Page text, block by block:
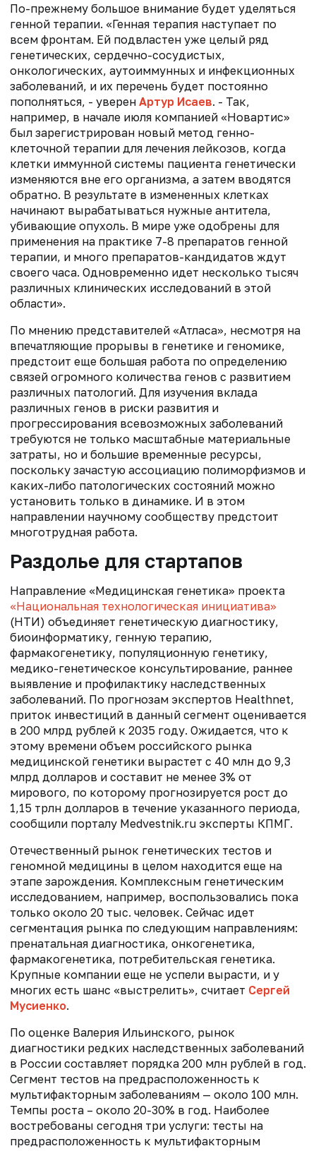
По-прежнему большое внимание будет уделяться
генной терапии. «Генная терапия наступает по
всем фронтам. Ей подвластен уже целый ряд
генетических, сердечно-сосудистых,
онкологических, аутоиммунных и инфекционных
заболеваний, и их перечень будет постоянно
пополняться, - уверен Артур Исаев. - Так,
например, в начале июля компанией «Новартис»
был зарегистрирован новый метод генно-
клеточной терапии для лечения лейкозов, когда
клетки иммунной системы пациента генетически
изменяются вне его организма, а затем вводятся
обратно. В результате в измененных клетках
начинают вырабатываться нужные антитела,
убивающие опухоль. В мире уже одобрены для
применения на практике 7-8 препаратов генной
терапии, и много препаратов-кандидатов ждут
своего часа. Одновременно идет несколько тысяч
различных клинических исследований в этой
области».
По мнению представителей «Атласа», несмотря на
впечатляющие прорывы в генетике и геномике,
предстоит еще большая работа по определению
связей огромного количества генов с развитием
различных патологий. Для изучения вклада
различных генов в риски развития и
прогрессирования всевозможных заболеваний
требуются не только масштабные материальные
затраты, но и большие временные ресурсы,
поскольку зачастую ассоциацию полиморфизмов и
каких-либо патологических состояний можно
установить только в динамике. И в этом
направлении научному сообществу предстоит
многотрудная работа.
Раздолье для стартапов
Направление «Медицинская генетика» проекта
«Национальная технологическая инициатива»
(НТИ) объединяет генетическую диагностику,
биоинформатику, генную терапию,
фармакогенетику, популяционную генетику,
медико-генетическое консультирование, раннее
выявление и профилактику наследственных
заболеваний. По прогнозам экспертов Healthnet,
приток инвестиций в данный сегмент оценивается
в 200 млрд рублей к 2035 году. Ожидается, что к
этому времени объем российского рынка
медицинской генетики вырастет с 40 млн до 9,3
млрд долларов и составит не менее 3% от
мирового, по которому прогнозируется рост до
1,15 трлн долларов в течение указанного периода,
сообщили порталу Medvestnik.ru эксперты КПМГ.
Отечественный рынок генетических тестов и
геномной медицины в целом находится еще на
этапе зарождения. Комплексным генетическим
исследованием, например, воспользовались пока
только около 20 тыс. человек. Сейчас идет
сегментация рынка по следующим направлениям:
пренатальная диагностика, онкогенетика,
фармакогенетика, потребительская генетика.
Крупные компании еще не успели вырасти, и у
многих есть шанс «выстрелить», считает Сергей
Мусиенко.
По оценке Валерия Ильинского, рынок
диагностики редких наследственных заболеваний
в России составляет порядка 200 млн рублей в год.
Сегмент тестов на предрасположенность к
мультифакторным заболеваниям — около 100 млн.
Темпы роста – около 20-30% в год. Наиболее
востребованы сегодня три услуги: тесты на
предрасположенность к мультифакторным